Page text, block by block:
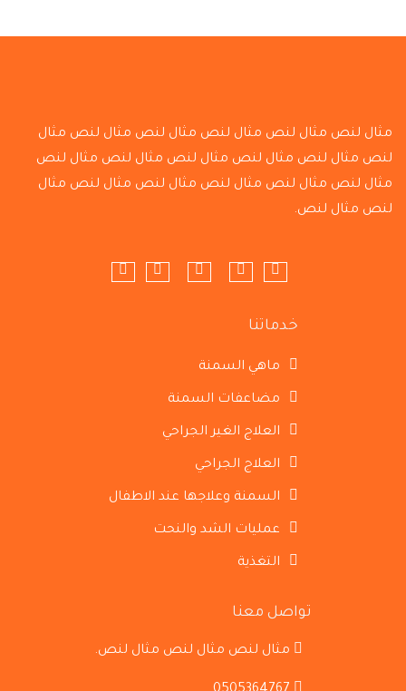
مثال لنص مثال لنص مثال لنص مثال لنص مثال لنص مثال
لنص مثال لنص مثال لنص مثال لنص مثال لنص مثال لنص
مثال لنص مثال لنص مثال لنص مثال لنص مثال لنص مثال
لنص مثال لنص.
خدماتنا
ماهي السمنة
مضاعفات السمنة
العلاج الغير الجراحي
العلاج الجراحي
السمنة وعلاجها عند الاطفال
عمليات الشد والنحت
التغذية
تواصل معنا
مثال لنص مثال لنص مثال لنص.